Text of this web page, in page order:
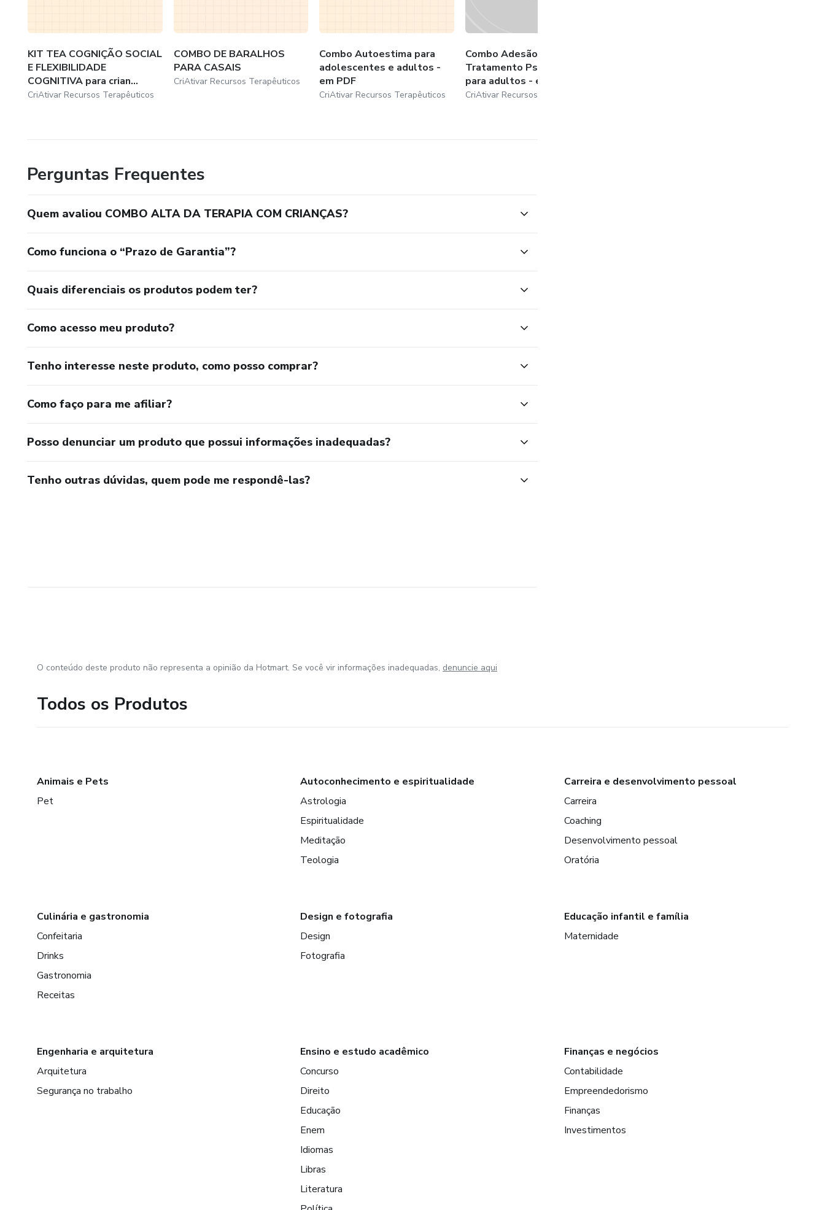
KIT TEA COGNIÇÃO SOCIAL
E FLEXIBILIDADE
COGNITIVA para crian...
CriAtivar Recursos Terapêuticos
COMBO DE BARALHOS
PARA CASAIS
CriAtivar Recursos Terapêuticos
Combo Autoestima para
adolescentes e adultos -
em PDF
CriAtivar Recursos Terapêuticos
Combo Adesão ao
Tratamento Psiquiátrico
para adultos - em...
CriAtivar Recursos Terapêuticos
Perguntas Frequentes
Quem avaliou COMBO ALTA DA TERAPIA COM CRIANÇAS?
Como funciona o “Prazo de Garantia”?
Quais diferenciais os produtos podem ter?
Como acesso meu produto?
Tenho interesse neste produto, como posso comprar?
Como faço para me afiliar?
Posso denunciar um produto que possui informações inadequadas?
Tenho outras dúvidas, quem pode me respondê-las?
O conteúdo deste produto não representa a opinião da Hotmart. Se você vir informações inadequadas, denuncie aqui
Todos os Produtos
Animais e Pets
Pet
Autoconhecimento e espiritualidade
Astrologia
Espiritualidade
Meditação
Teologia
Carreira e desenvolvimento pessoal
Carreira
Coaching
Desenvolvimento pessoal
Oratória
Culinária e gastronomia
Confeitaria
Drinks
Gastronomia
Receitas
Design e fotografia
Design
Fotografia
Educação infantil e família
Maternidade
Engenharia e arquitetura
Arquitetura
Segurança no trabalho
Ensino e estudo acadêmico
Concurso
Direito
Educação
Enem
Idiomas
Libras
Literatura
Finanças e negócios
Contabilidade
Empreendedorismo
Finanças
Investimentos